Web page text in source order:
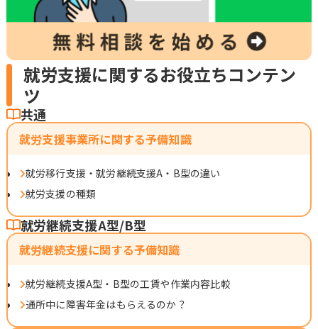
就労支援に関するお役立ちコンテン
ツ
共通
就労支援事業所に関する予備知識
就労移行支援・就労継続支援A・B型の違い
就労支援の種類
就労継続支援A型/B型
就労継続支援に関する予備知識
就労継続支援A型・B型の工賃や作業内容比較
通所中に障害年金はもらえるのか？